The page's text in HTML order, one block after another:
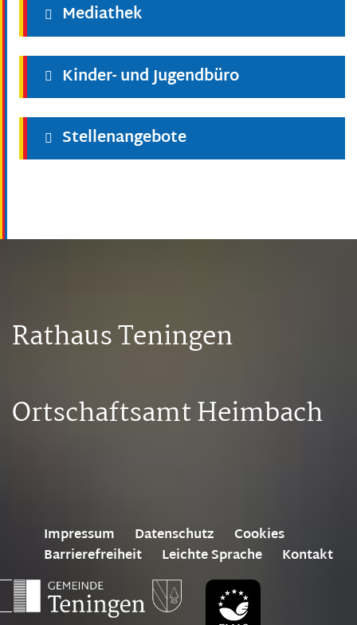
Mediathek
Kinder- und Jugendbüro
Stellenangebote
Rathaus Teningen
Ortschaftsamt Heimbach
Impressum Datenschutz
Cookies
Barrierefreiheit
Leichte Sprache Kontakt